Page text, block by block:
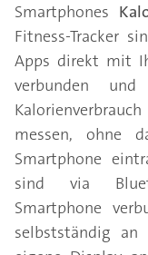
Smartphones
Fitness-Tracker
Apps direkt mit
verbunden
messen, ohne
Smartphone
sind via
Smartphone
selbstständig